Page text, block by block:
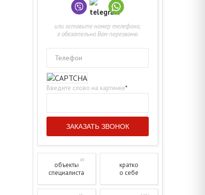
или оставьте номер телефона,
я обязательно Вам перезвоню
Телефон
Введите слово на картинке*
объекты
49
специалиста
кратко
о себе